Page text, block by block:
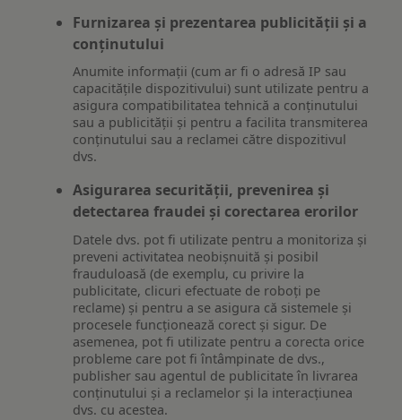
Furnizarea și prezentarea publicității și a
conținutului
Anumite informații (cum ar fi o adresă IP sau
capacitățile dispozitivului) sunt utilizate pentru a
asigura compatibilitatea tehnică a conținutului
sau a publicității și pentru a facilita transmiterea
conținutului sau a reclamei către dispozitivul
dvs.
Asigurarea securității, prevenirea și
detectarea fraudei și corectarea erorilor
Datele dvs. pot fi utilizate pentru a monitoriza și
preveni activitatea neobișnuită și posibil
frauduloasă (de exemplu, cu privire la
publicitate, clicuri efectuate de roboți pe
reclame) și pentru a se asigura că sistemele și
procesele funcționează corect și sigur. De
asemenea, pot fi utilizate pentru a corecta orice
probleme care pot fi întâmpinate de dvs.,
publisher sau agentul de publicitate în livrarea
conținutului și a reclamelor și la interacțiunea
dvs. cu acestea.